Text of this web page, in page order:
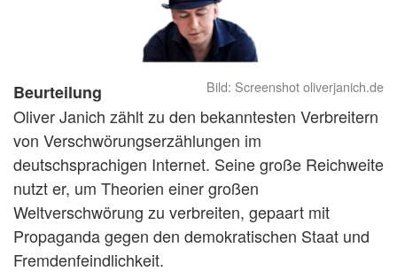
Screenshot oliverjanich.de
Beurteilung
Oliver Janich zählt zu den bekanntesten Verbreitern
von Verschwörungserzählungen im
deutschsprachigen Internet. Seine große Reichweite
nutzt er, um Theorien einer großen
Weltverschwörung zu verbreiten, gepaart mit
Propaganda gegen den demokratischen Staat und
Fremdenfeindlichkeit.